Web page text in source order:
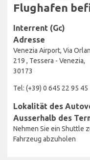
Flughafen
Interrent (Gc)
Adresse
Venezia Airport, Via
219 , Tessera - Venezia,
30173
Tel: (+39) 0 645 22 95 45
Lokalität des
Ausserhalb des
Nehmen Sie ein Shuttle
Fahrzeug abzuholen